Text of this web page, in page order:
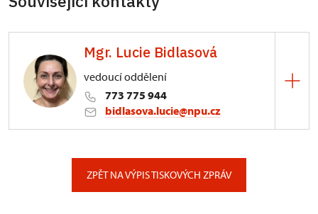
Mgr. Lucie Bidlasová
vedoucí oddělení
773 775 944
bidlasova.lucie@npu.cz
ZPĚT NA VÝPIS TISKOVÝCH ZPRÁV